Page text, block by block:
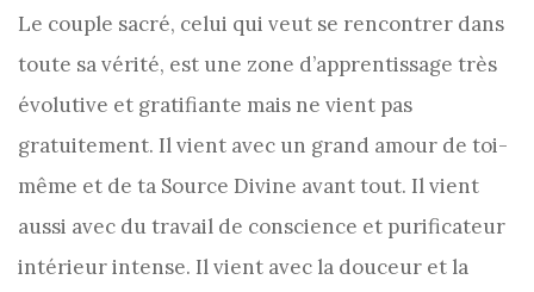
Le couple sacré, celui qui veut se rencontrer dans
toute sa vérité, est une zone d’apprentissage très
évolutive et gratifiante mais ne vient pas
gratuitement. Il vient avec un grand amour de toi-
même et de ta Source Divine avant tout. Il vient
aussi avec du travail de conscience et purificateur
intérieur intense. Il vient avec la douceur et la